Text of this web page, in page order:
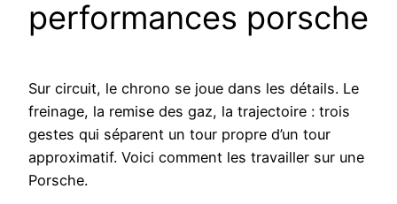
performances porsche
Sur circuit, le chrono se joue dans les détails. Le
freinage, la remise des gaz, la trajectoire : trois
gestes qui séparent un tour propre d’un tour
approximatif. Voici comment les travailler sur une
Porsche.